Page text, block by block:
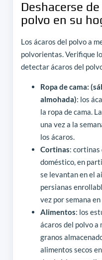
Deshacerse
polvo en su
Los ácaros del polvo a
polvorientas. Verifique
detectar ácaros del
Ropa de cama:
almohada): los
la ropa de cama.
una vez a la
los ácaros.
Cortinas: cortinas
doméstico, en
se levantan en el
persianas
vez por semana
Alimentos: los
ácaros del polvo a
granos
alimentos secos